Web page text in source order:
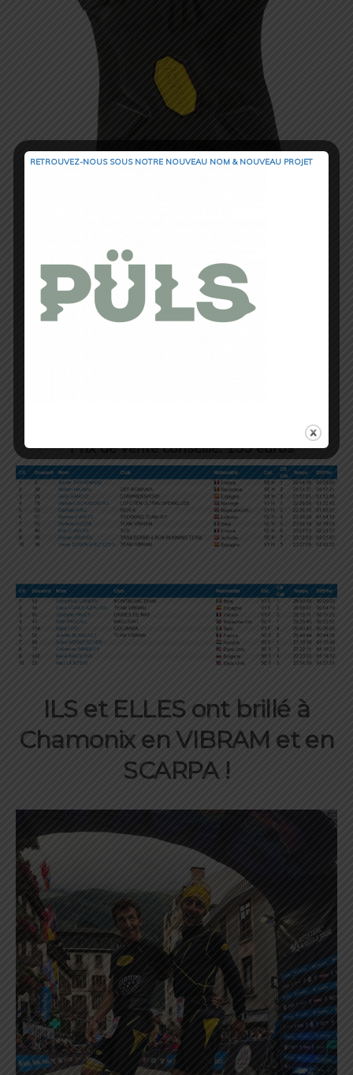
Prix de vente conseillé: 155 euros
ILS et ELLES ont brillé à
Chamonix en VIBRAM et en
SCARPA !
RETROUVEZ-NOUS SOUS NOTRE NOUVEAU NOM & NOUVEAU PROJET